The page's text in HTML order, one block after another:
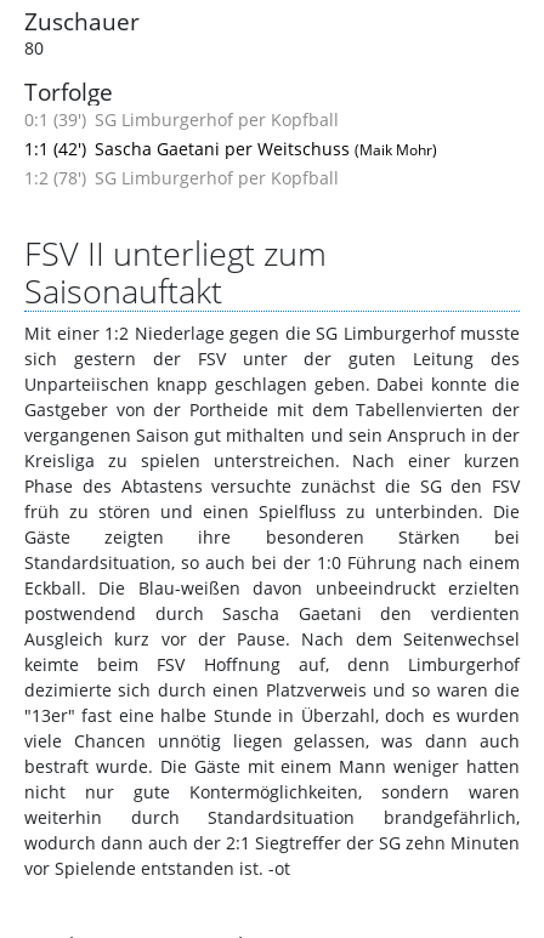
Zuschauer
80
Torfolge
0:1 (39') SG Limburgerhof per Kopfball
1:1 (42') Sascha Gaetani per Weitschuss (Maik Mohr)
1:2 (78') SG Limburgerhof per Kopfball
FSV II unterliegt zum
Saisonauftakt
Mit einer 1:2 Niederlage gegen die SG Limburgerhof musste
sich gestern der FSV unter der guten Leitung des
Unparteiischen knapp geschlagen geben. Dabei konnte die
Gastgeber von der Portheide mit dem Tabellenvierten der
vergangenen Saison gut mithalten und sein Anspruch in der
Kreisliga zu spielen unterstreichen. Nach einer kurzen
Phase des Abtastens versuchte zunächst die SG den FSV
früh zu stören und einen Spielfluss zu unterbinden. Die
Gäste zeigten ihre besonderen Stärken bei
Standardsituation, so auch bei der 1:0 Führung nach einem
Eckball. Die Blau-weißen davon unbeeindruckt erzielten
postwendend durch Sascha Gaetani den verdienten
Ausgleich kurz vor der Pause. Nach dem Seitenwechsel
keimte beim FSV Hoffnung auf, denn Limburgerhof
dezimierte sich durch einen Platzverweis und so waren die
"13er" fast eine halbe Stunde in Überzahl, doch es wurden
viele Chancen unnötig liegen gelassen, was dann auch
bestraft wurde. Die Gäste mit einem Mann weniger hatten
nicht nur gute Kontermöglichkeiten, sondern waren
weiterhin durch Standardsituation brandgefährlich,
wodurch dann auch der 2:1 Siegtreffer der SG zehn Minuten
vor Spielende entstanden ist. -ot